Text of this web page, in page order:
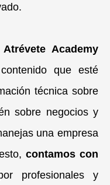
Atrévete Academy
que esté
técnica sobre
sobre negocios y
una empresa
contamos con
profesionales y